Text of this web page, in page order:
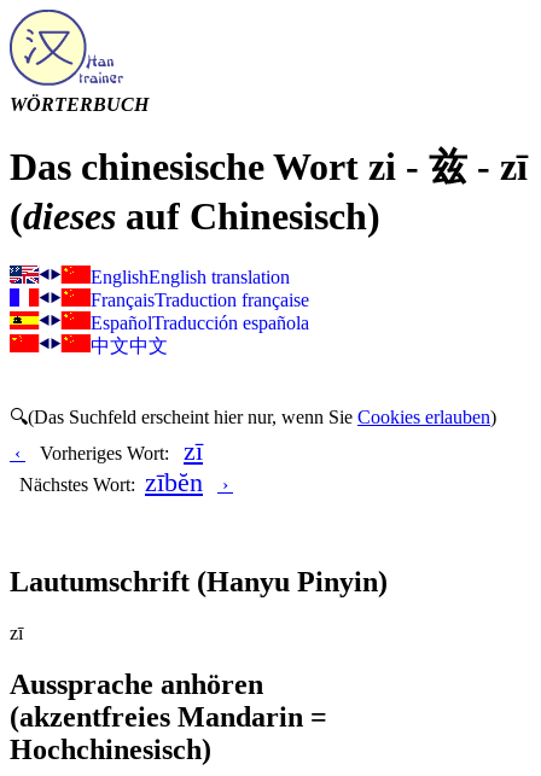
WÖRTERBUCH
Das chinesische Wort zi - 兹 - zī
(dieses auf Chinesisch)
EnglishEnglish translation
FrançaisTraduction française
EspañolTraducción española
中文中文
🔍(Das Suchfeld erscheint hier nur, wenn Sie Cookies erlauben)
‹
Vorheriges Wort: zī
Nächstes Wort: zībĕn ›
Lautumschrift (Hanyu Pinyin)
zī
Aussprache anhören
(akzentfreies Mandarin =
Hochchinesisch)